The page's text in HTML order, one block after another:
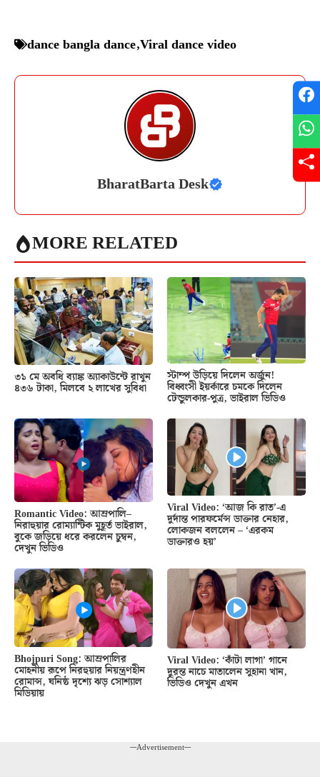
dance bangla dance,Viral dance video
BharatBarta Desk
MORE RELATED
৩১ মে অবধি ব্যাঙ্ক অ্যাকাউন্টে রাখুন
৪৩৬ টাকা, মিলবে ২ লাখের সুবিধা
স্টাম্প উড়িয়ে দিলেন অর্জুন!
বিধ্বংসী ইয়র্কারে চমকে দিলেন
টেন্ডুলকার-পুত্র, ভাইরাল ভিডিও
Romantic Video: আম্রপালি–
নিরাহুয়ার রোম্যান্টিক মুহূর্ত ভাইরাল,
বুকে জড়িয়ে ধরে করলেন চুম্বন,
দেখুন ভিডিও
Viral Video: ‘আজ কি রাত’-এ
দুর্দান্ত পারফর্মেন্স ডাক্তার নেহার,
লোকজন বললেন – ‘এরকম
ডাক্তারও হয়’
Bhojpuri Song: আম্রপালির
মোহনীয় রূপে নিরহুয়ার নিয়ন্ত্রণহীন
রোমান্স, ঘনিষ্ঠ দৃশ্যে ঝড় সোশ্যাল
মিডিয়ায়
Viral Video: ‘কাঁটা লাগা’ গানে
দুরন্ত নাচে মাতালেন সুহানা খান,
ভিডিও দেখুন এখন
---Advertisement---